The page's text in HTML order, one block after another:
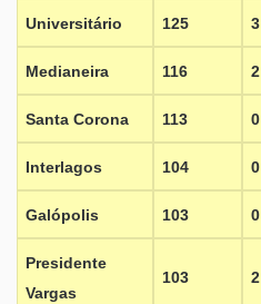
Universitário 125 3
Medianeira 116 2
Santa Corona 113 0
Interlagos 104 0
Galópolis 103 0
Presidente
Vargas
103 2